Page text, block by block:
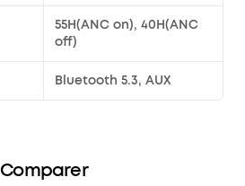
55H(ANC on), 40H(ANC
off)
Bluetooth 5.3, AUX
Comparer